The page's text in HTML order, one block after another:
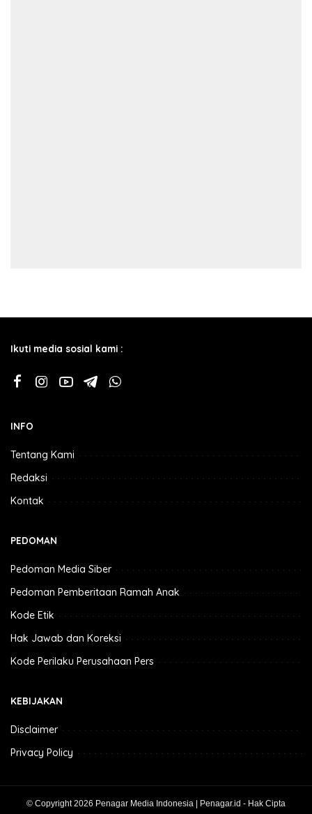
Ikuti media sosial kami :
INFO
Tentang Kami
Redaksi
Kontak
PEDOMAN
Pedoman Media Siber
Pedoman Pemberitaan Ramah Anak
Kode Etik
Hak Jawab dan Koreksi
Kode Perilaku Perusahaan Pers
KEBIJAKAN
Disclaimer
Privacy Policy
© Copyright 2026 Penagar Media Indonesia | Penagar.id - Hak Cipta